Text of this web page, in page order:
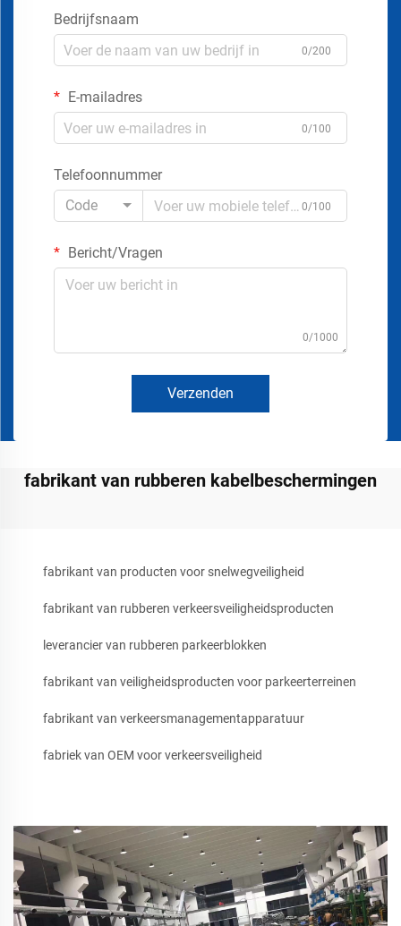
Bedrijfsnaam
0/200
E-mailadres
0/100
Telefoonnummer
Code
0/100
Bericht/Vragen
0/1000
Verzenden
fabrikant van rubberen kabelbeschermingen
fabrikant van producten voor snelwegveiligheid
fabrikant van rubberen verkeersveiligheidsproducten
leverancier van rubberen parkeerblokken
fabrikant van veiligheidsproducten voor parkeerterreinen
fabrikant van verkeersmanagementapparatuur
fabriek van OEM voor verkeersveiligheid